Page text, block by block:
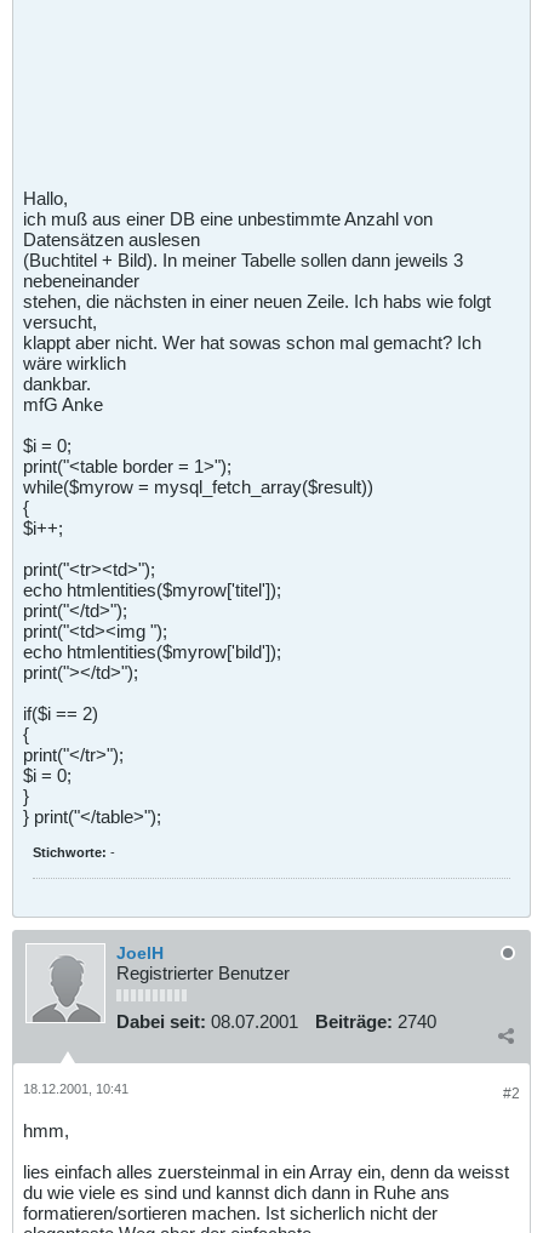
Hallo,
ich muß aus einer DB eine unbestimmte Anzahl von
Datensätzen auslesen
(Buchtitel + Bild). In meiner Tabelle sollen dann jeweils 3
nebeneinander
stehen, die nächsten in einer neuen Zeile. Ich habs wie folgt
versucht,
klappt aber nicht. Wer hat sowas schon mal gemacht? Ich
wäre wirklich
dankbar.
mfG Anke
$i = 0;
print("<table border = 1>");
while($myrow = mysql_fetch_array($result))
{
$i++;
print("<tr><td>");
echo htmlentities($myrow['titel']);
print("</td>");
print("<td><img ");
echo htmlentities($myrow['bild']);
print("></td>");
if($i == 2)
{
print("</tr>");
$i = 0;
}
} print("</table>");
Stichworte: -
JoelH
Registrierter Benutzer
Dabei seit: 08.07.2001 Beiträge: 2740
#2
18.12.2001, 10:41
hmm,
lies einfach alles zuersteinmal in ein Array ein, denn da weisst
du wie viele es sind und kannst dich dann in Ruhe ans
formatieren/sortieren machen. Ist sicherlich nicht der